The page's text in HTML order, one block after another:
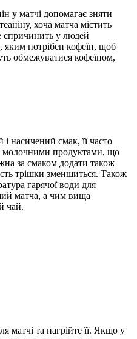
у матчі допомагає зняти
хоча матча містить
спричинить у людей
яким потрібен кофеїн, щоб
обмежуватися кофеїном,
насичений смак, її часто
молочними продуктами, що
за смаком додати також
трішки зменшиться. Також
гарячої води для
матча, а чим вища
чай.
матчі та нагрійте її. Якщо у